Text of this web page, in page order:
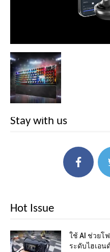
Stay with us
Hot Issue
ใช้ AI ช่วยโ
ระดับไฮเอนด์